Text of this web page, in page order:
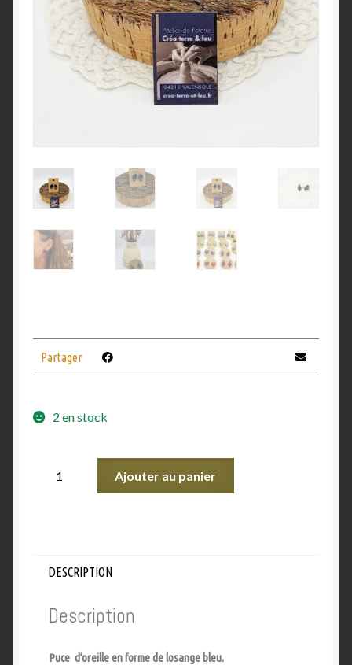
Partager
2 en stock
Ajouter au panier
DESCRIPTION
Description
Puce d’oreille en forme de losange bleu.